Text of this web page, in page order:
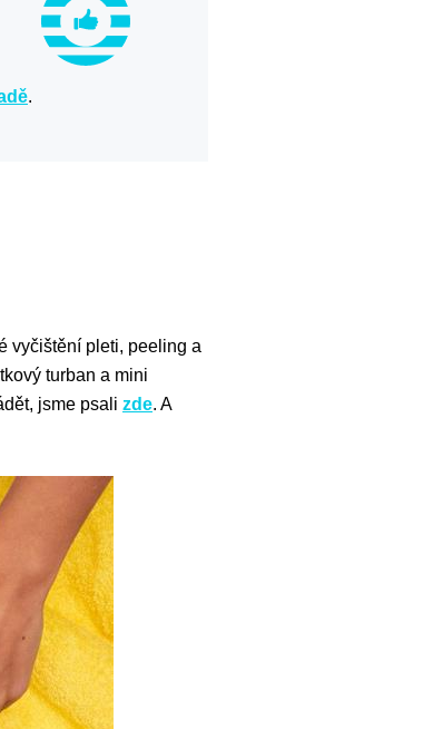
.
vyčištění pleti, peeling a
turban a mini
jsme psali zde. A